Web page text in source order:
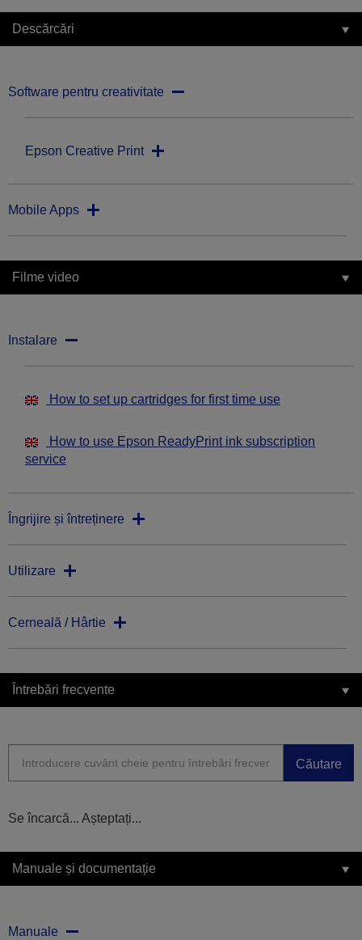
Descărcări
Software pentru creativitate
Epson Creative Print
Mobile Apps
Filme video
Instalare
How to set up cartridges for first time use
How to use Epson ReadyPrint ink subscription
service
Îngrijire și întreținere
Utilizare
Cerneală / Hârtie
Întrebări frecvente
Căutare
Se încarcă... Așteptați...
Manuale și documentație
Manuale